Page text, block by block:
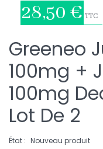
28,50 € TTC
Greeneo
100mg +
100mg
Lot De 2
État : Nouveau produit